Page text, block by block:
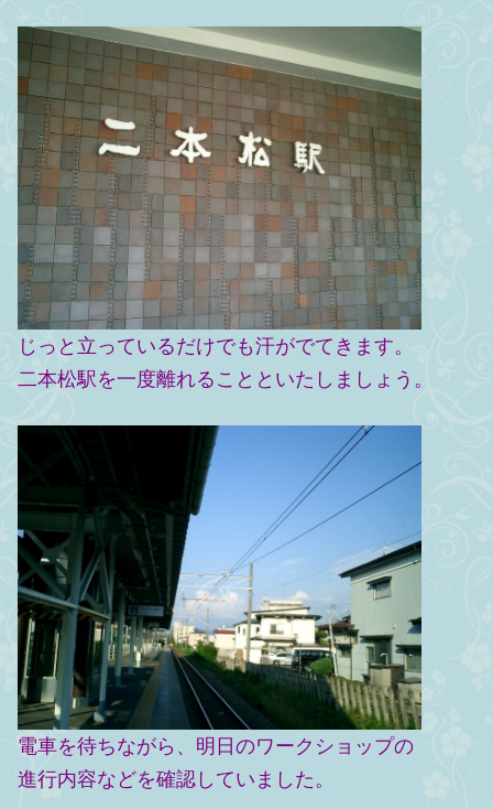
じっと立っているだけでも汗がでてきます。
二本松駅を一度離れることといたしましょう。
電車を待ちながら、明日のワークショップの
進行内容などを確認していました。